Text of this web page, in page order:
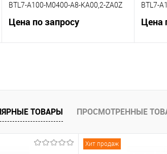
BTL7-A100-M0400-A8-KA00,2-ZA0Z
Цена по запросу
BTL7-
Цена
ТОВАРЫ ПРОСМОТРЕННЫЕ
Хит продаж